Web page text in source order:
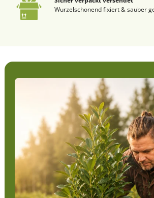
Wurzelschonend fixiert & sauber